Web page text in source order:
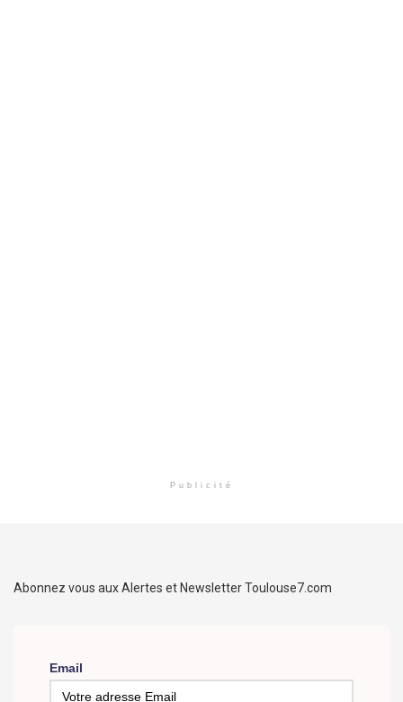
Publicité
Abonnez vous aux Alertes et Newsletter Toulouse7.com
Email